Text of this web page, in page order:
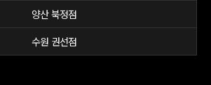
양산 북정점
수원 권선점